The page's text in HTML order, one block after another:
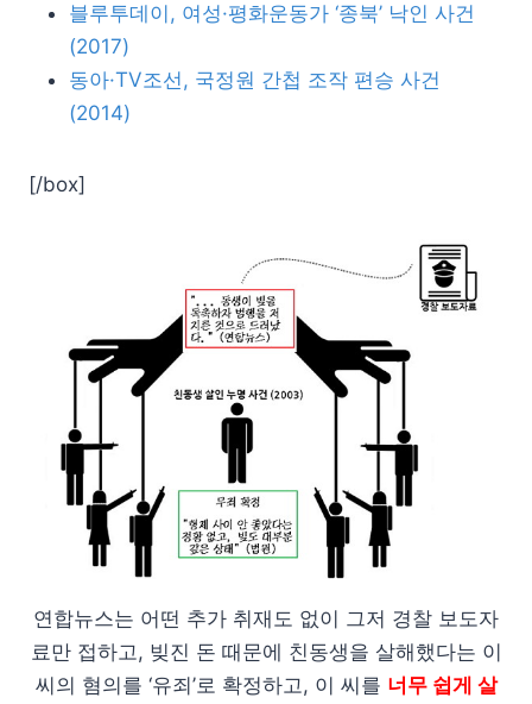
블루투데이, 여성·평화운동가 ‘종북’ 낙인 사건
(2017)
동아·TV조선, 국정원 간첩 조작 편승 사건
(2014)
[/box]
연합뉴스는 어떤 추가 취재도 없이 그저 경찰 보도자
료만 접하고, 빚진 돈 때문에 친동생을 살해했다는 이
씨의 혐의를 ‘유죄’로 확정하고, 이 씨를 너무 쉽게 살